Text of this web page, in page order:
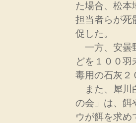
た場合、松本
担当者らが死
促した。
一方、安曇
どを１００
毒用の石灰２
また、犀川
の会」は、餌
ウが餌を求め